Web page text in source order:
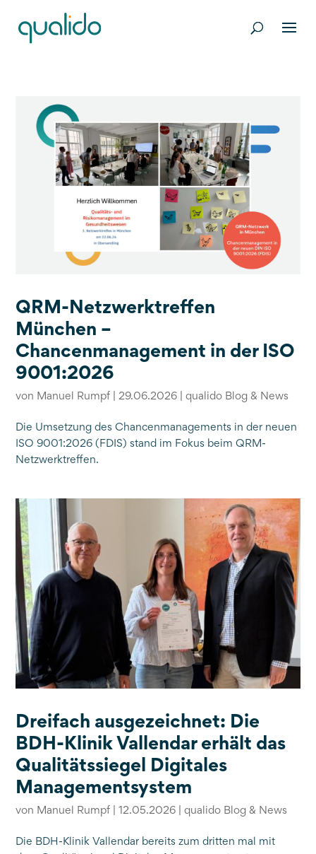
QRM-Netzwerktreffen
München –
Chancenmanagement in der ISO
9001:2026
von Manuel Rumpf |29.06.2026 |qualido Blog & News
Die Umsetzung des Chancenmanagements in der neuen
ISO 9001:2026 (FDIS) stand im Fokus beim QRM-
Netzwerktreffen.
Dreifach ausgezeichnet: Die
BDH-Klinik Vallendar erhält das
Qualitätssiegel Digitales
Managementsystem
von Manuel Rumpf |12.05.2026 |qualido Blog & News
Die BDH-Klinik Vallendar bereits zum dritten mal mit